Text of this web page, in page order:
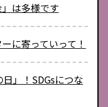
は多様です
に寄っていって！
」！SDGsにつな